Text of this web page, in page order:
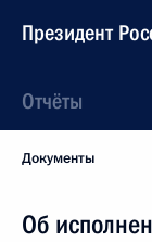
Президент
Отчёты
Документы
Об